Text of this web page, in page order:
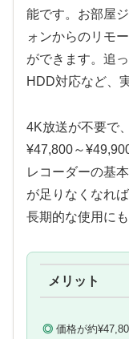
能です。お部屋
ォンからのリモ
ができます。追
HDD対応など、
4K放送が不要で
¥47,800～
レコーダーの基
が足りなくなれ
長期的な使用に
メリット
価格が約